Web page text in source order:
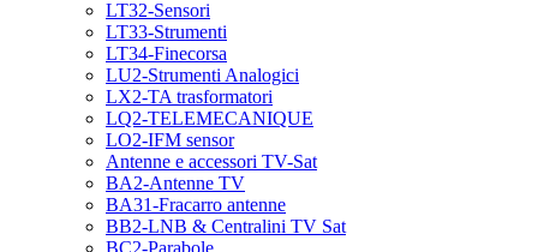
LT32-Sensori
LT33-Strumenti
LT34-Finecorsa
LU2-Strumenti Analogici
LX2-TA trasformatori
LQ2-TELEMECANIQUE
LO2-IFM sensor
Antenne e accessori TV-Sat
BA2-Antenne TV
BA31-Fracarro antenne
BB2-LNB & Centralini TV Sat
BC2-Parabole